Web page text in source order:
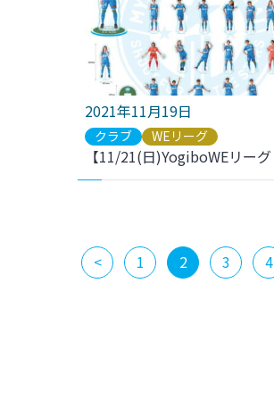
2021年11月19日
クラブ WEリーグ
< 1 2 3 4